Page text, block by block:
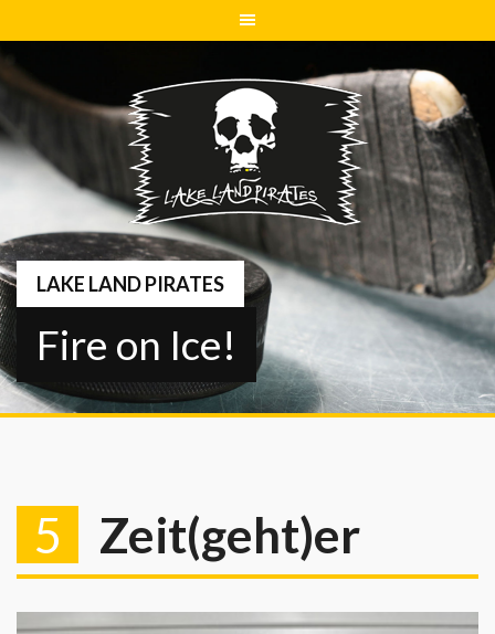
zum
Inhalt
LAKE LAND PIRATES
Fire on Ice!
5 Zeit(geht)er